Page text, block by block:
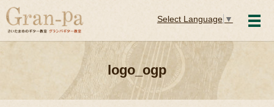
Select Language ▼
メ
logo_ogp